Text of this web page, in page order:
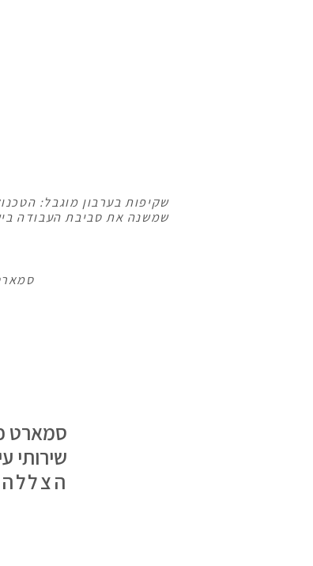
סמארט
שירותי
שקיפות בערבון מוגבל:
שמשנה את סביבת העבודה